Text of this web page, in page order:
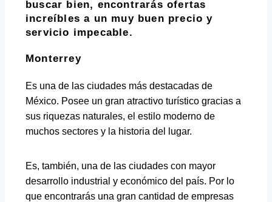
buscar bien, encontrarás ofertas
increíbles a un muy buen precio y
servicio impecable.
Monterrey
Es una de las ciudades más destacadas de
México. Posee un gran atractivo turístico gracias a
sus riquezas naturales, el estilo moderno de
muchos sectores y la historia del lugar.
Es, también, una de las ciudades con mayor
desarrollo industrial y económico del país. Por lo
que encontrarás una gran cantidad de empresas